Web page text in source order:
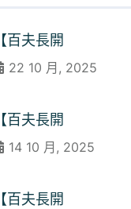
【百夫長開
22 10 月, 2025
【百夫長開
14 10 月, 2025
【百夫長開